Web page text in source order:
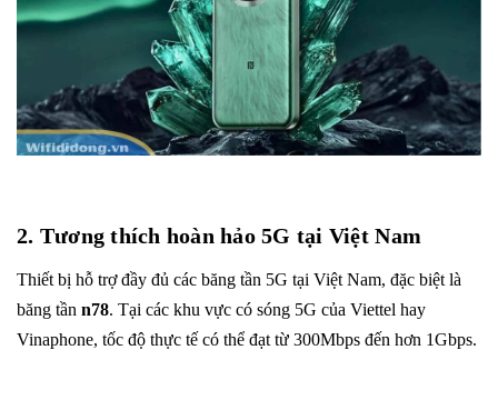
2. Tương thích hoàn hảo 5G tại Việt Nam
Thiết bị hỗ trợ đầy đủ các băng tần 5G tại Việt Nam, đặc biệt là
băng tần n78. Tại các khu vực có sóng 5G của Viettel hay
Vinaphone, tốc độ thực tế có thể đạt từ 300Mbps đến hơn 1Gbps.